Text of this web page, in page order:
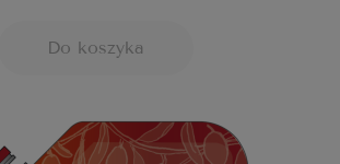
Do koszyka